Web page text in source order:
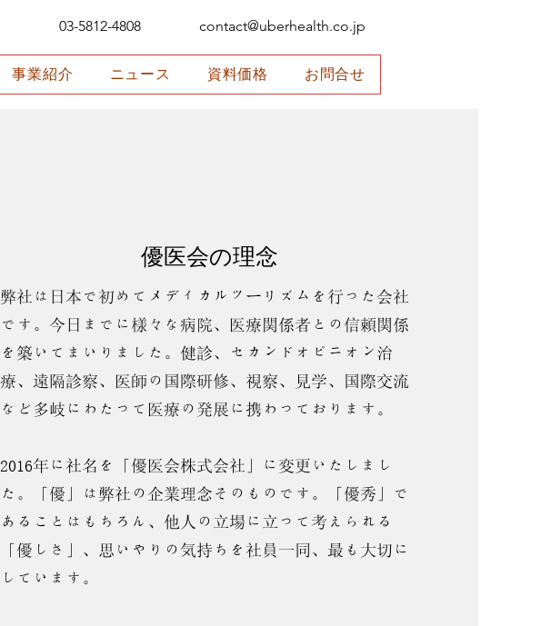
事業紹介 ニュース 資料価格 お問合せ
03-5812-4808 contact@uberhealth.co.jp
優医会の理念
弊社は日本で初めてメディカルツーリズムを行った会社
です。今日までに様々な病院、医療関係者との信頼関係
を築いてまいりました。健診、セカンドオピニオン治
療、遠隔診察、医師の国際研修、視察、見学、国際交流
など多岐にわたって医療の発展に携わっております。
2016年に社名を「優医会株式会社」に変更いたしまし
た。「優」は弊社の企業理念そのものです。「優秀」で
あることはもちろん、他人の立場に立って考えられる
「優しさ」、思いやりの気持ちを社員一同、最も大切に
しています。